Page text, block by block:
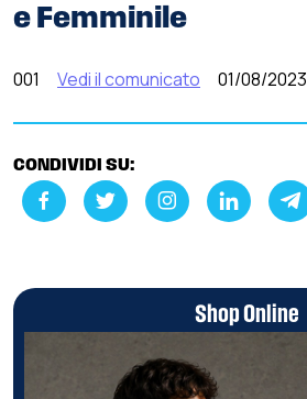
e Femminile
001 Vedi il comunicato 01/08/2023
CONDIVIDI SU:
Shop Online